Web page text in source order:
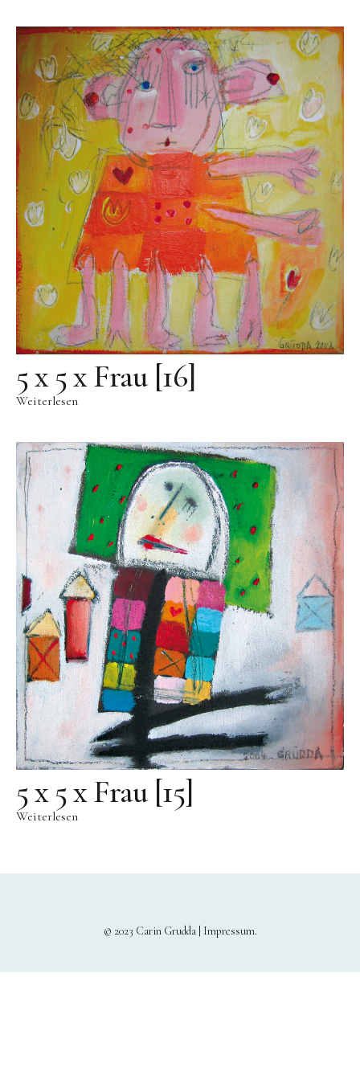
Gießereien
Gießerei Rom
Blau-Miau
Der verträumte König
Rastender Narr
Der Sprung
Wolkenpelztier
Gießerei Volvera/Turin
Papagena
Vita
Videos
Kontakt
Kontakt
Wegbeschreibung
Impressum
Datenschutz
5 x 5 x Frau [16]
Weiterlesen
5 x 5 x Frau [15]
Weiterlesen
© 2023 Carin Grudda | Impressum